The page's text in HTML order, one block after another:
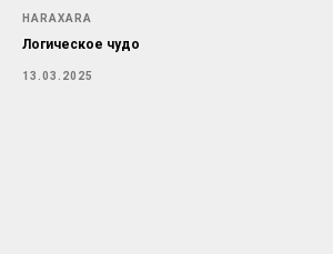
HARAXARA
Логическое чудо
13.03.2025